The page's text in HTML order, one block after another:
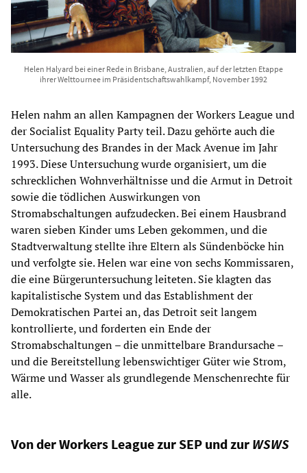
Helen Halyard bei einer Rede in Brisbane, Australien, auf der letzten Etappe
ihrer Welttournee im Präsidentschaftswahlkampf, November 1992
Helen nahm an allen Kampagnen der Workers League und
der Socialist Equality Party teil. Dazu gehörte auch die
Untersuchung des Brandes in der Mack Avenue im Jahr
1993. Diese Untersuchung wurde organisiert, um die
schrecklichen Wohnverhältnisse und die Armut in Detroit
sowie die tödlichen Auswirkungen von
Stromabschaltungen aufzudecken. Bei einem Hausbrand
waren sieben Kinder ums Leben gekommen, und die
Stadtverwaltung stellte ihre Eltern als Sündenböcke hin
und verfolgte sie. Helen war eine von sechs Kommissaren,
die eine Bürgeruntersuchung leiteten. Sie klagten das
kapitalistische System und das Establishment der
Demokratischen Partei an, das Detroit seit langem
kontrollierte, und forderten ein Ende der
Stromabschaltungen – die unmittelbare Brandursache –
und die Bereitstellung lebenswichtiger Güter wie Strom,
Wärme und Wasser als grundlegende Menschenrechte für
alle.
Von der Workers League zur SEP und zur WSWS